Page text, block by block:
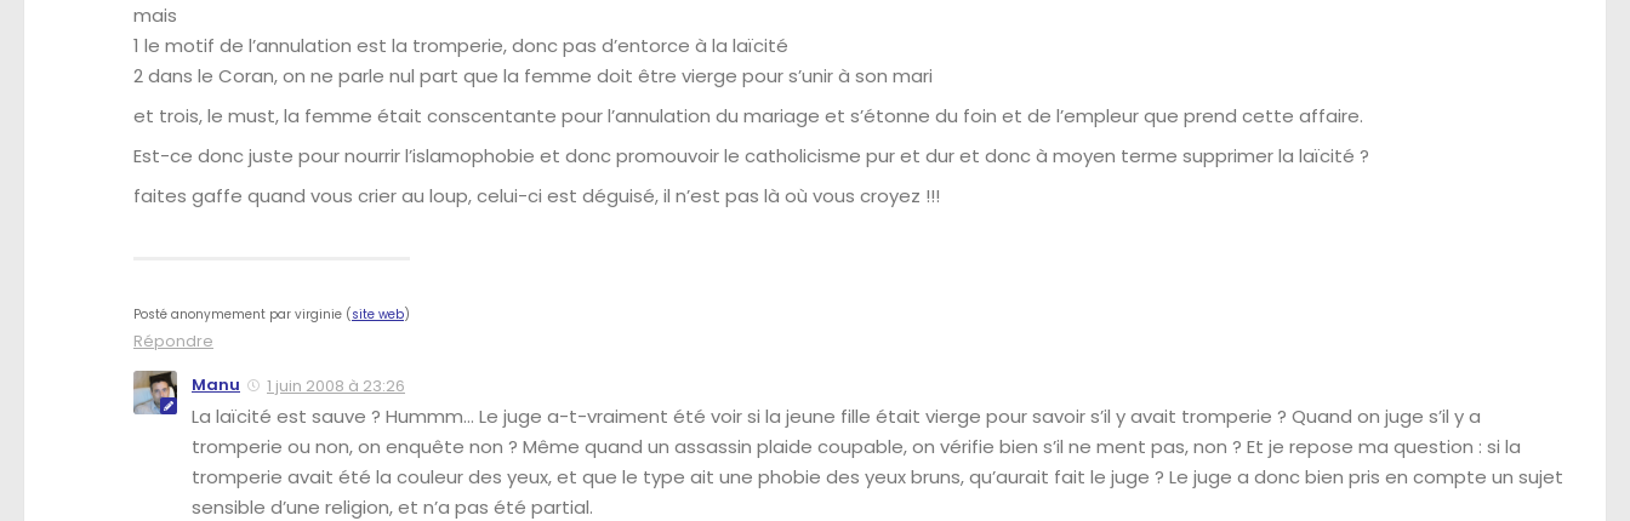
mais
1 le motif de l’annulation est la tromperie, donc pas d’entorce à la laïcité
2 dans le Coran, on ne parle nul part que la femme doit être vierge pour s’unir à son mari
et trois, le must, la femme était conscentante pour l’annulation du mariage et s’étonne du foin et de l’empleur que prend cette affaire.
Est-ce donc juste pour nourrir l’islamophobie et donc promouvoir le catholicisme pur et dur et donc à moyen terme supprimer la laïcité ?
faites gaffe quand vous crier au loup, celui-ci est déguisé, il n’est pas là où vous croyez !!!
Posté anonymement par virginie (site web)
Répondre
Manu
1 juin 2008 à 23:26
La laïcité est sauve ? Hummm… Le juge a-t-vraiment été voir si la jeune fille était vierge pour savoir s’il y avait tromperie ? Quand on juge s’il y a
tromperie ou non, on enquête non ? Même quand un assassin plaide coupable, on vérifie bien s’il ne ment pas, non ? Et je repose ma question : si la
tromperie avait été la couleur des yeux, et que le type ait une phobie des yeux bruns, qu’aurait fait le juge ? Le juge a donc bien pris en compte un sujet
sensible d’une religion, et n’a pas été partial.